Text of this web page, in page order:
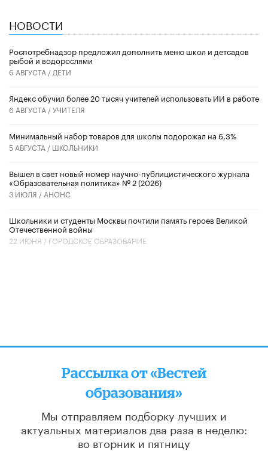
НОВОСТИ
Роспотребнадзор предложил дополнить меню школ и детсадов
рыбой и водорослями
6 АВГУСТА / ДЕТИ
​Яндекс обучил более 20 тысяч учителей использовать ИИ в работе
6 АВГУСТА /УЧИТЕЛЯ
Минимальный набор товаров для школы подорожал на 6,3%
5 АВГУСТА / ШКОЛЬНИКИ
Вышел в свет новый номер научно-публицистического журнала
«Образовательная политика» № 2 (2026)
3 ИЮЛЯ / АНОНС
Школьники и студенты Москвы почтили память героев Великой
Отечественной войны
22 ИЮНЯ / ГОРОДСКОЕ ОБРАЗОВАНИЕ
Рассылка от «Вестей
образования»
Мы отправляем подборку лучших и
актуальных материалов два раза в неделю:
во вторник и пятницу